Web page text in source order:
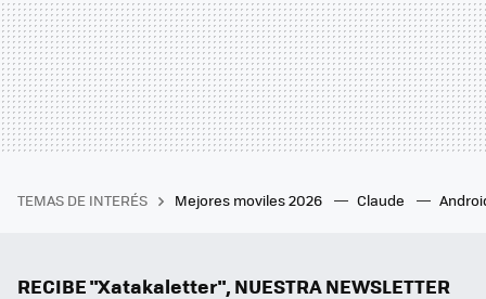
TEMAS DE INTERÉS Mejores moviles 2026 Claude
RECIBE "Xatakaletter", NUESTRA NEWSLETTER